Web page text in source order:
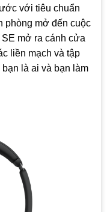
với tiêu chuẩn
phòng mở đến cuộc
mở ra cánh cửa
liền mạch và tập
là ai và bạn làm